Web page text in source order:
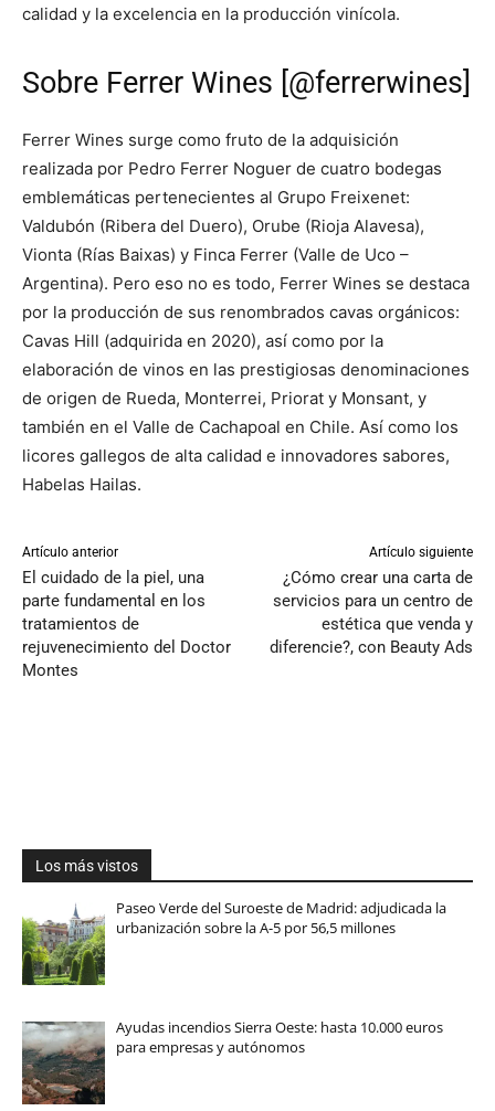
calidad y la excelencia en la producción vinícola.
Sobre Ferrer Wines [@ferrerwines]
Ferrer Wines surge como fruto de la adquisición
realizada por Pedro Ferrer Noguer de cuatro bodegas
emblemáticas pertenecientes al Grupo Freixenet:
Valdubón (Ribera del Duero), Orube (Rioja Alavesa),
Vionta (Rías Baixas) y Finca Ferrer (Valle de Uco –
Argentina). Pero eso no es todo, Ferrer Wines se destaca
por la producción de sus renombrados cavas orgánicos:
Cavas Hill (adquirida en 2020), así como por la
elaboración de vinos en las prestigiosas denominaciones
de origen de Rueda, Monterrei, Priorat y Monsant, y
también en el Valle de Cachapoal en Chile. Así como los
licores gallegos de alta calidad e innovadores sabores,
Habelas Hailas.
Artículo anterior
El cuidado de la piel, una
parte fundamental en los
tratamientos de
rejuvenecimiento del Doctor
Montes
Artículo siguiente
¿Cómo crear una carta de
servicios para un centro de
estética que venda y
diferencie?, con Beauty Ads
Los más vistos
Paseo Verde del Suroeste de Madrid: adjudicada la
urbanización sobre la A-5 por 56,5 millones
Ayudas incendios Sierra Oeste: hasta 10.000 euros
para empresas y autónomos